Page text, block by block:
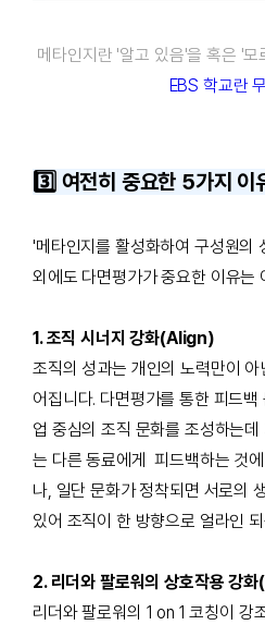
메타인지란 '알고 있음'을 혹은 '
EBS 학교란
3️⃣ 여전히 중요한 5가지 이
'메타인지를 활성화하여 구성원의
외에도 다면평가가 중요한 이유는
1. 조직 시너지 강화(Align)
조직의 성과는 개인의 노력만이
어집니다. 다면평가를 통한 피드
업 중심의 조직 문화를 조성하는데
는 다른 동료에게 피드백하는 것
나, 일단 문화가 정착되면 서로의
있어 조직이 한 방향으로 얼라인
2. 리더와 팔로워의 상호작용 강
리더와 팔로워의 1 on 1코칭이 강